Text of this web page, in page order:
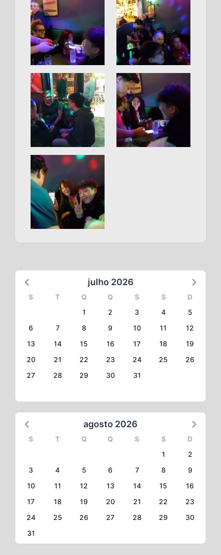
julho 2026
S T Q Q S S
D
1
2 3 4
5
6
7 8 9 10 11
12
13
14 15 16 17 18
19
20
21 22 23 24 25
26
27
28 29 30 31
agosto 2026
S T Q Q S S
D
1
2
3
4 5 6 7 8
9
10
11 12 13 14 15
16
17
18 19 20 21 22
23
24
25 26 27 28 29
30
31